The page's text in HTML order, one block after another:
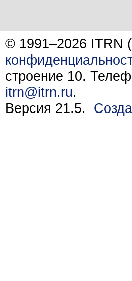
© 1991–2026 ITRN
строение 10.
itrn@itrn.ru.
Версия 21.5.